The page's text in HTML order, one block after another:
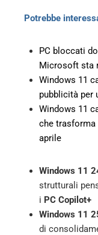
Potrebbe
PC bloccati
Microsoft sta
Windows 11
pubblicità per
Windows 11
che trasforma
aprile
Windows 11
strutturali
i PC Copilot+
Windows 11
di